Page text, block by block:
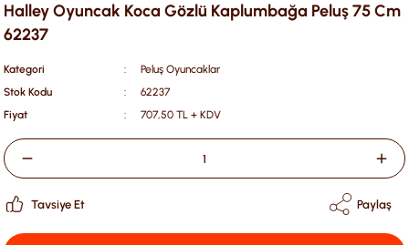
Halley Oyuncak Koca Gözlü Kaplumbağa Peluş 75 Cm
62237
Kategori
Peluş Oyuncaklar
Stok Kodu
62237
Fiyat
707,50 TL + KDV
Tavsiye Et Paylaş